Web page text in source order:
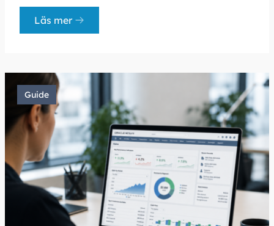
Läs mer
Guide